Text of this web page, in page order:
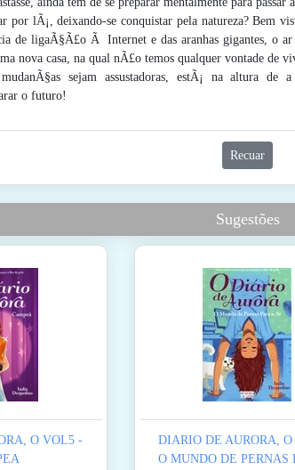
por lÃ¡, deixando-se conquistar pela natureza? Bem
de ligaÃ§Ã£o Ã Internet e das aranhas gigantes, o
nova casa, na qual nÃ£o temos qualquer vontade de
sejam assustadoras, estÃ¡ na altura
o futuro!
Recuar
Sugestões
O VOL5 -
DIARIO DE AURORA,
O MUNDO DE PERNAS